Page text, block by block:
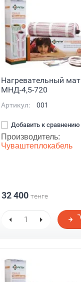
Нагревательный мат
МНД-4,5-720
Артикул: 001
Добавить к сравнению
Производитель:
Чуваштеплокабель
32 400 тенге